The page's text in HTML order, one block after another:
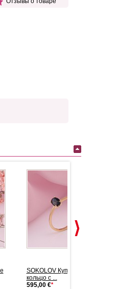
SOKOLOV Купить золотое
кольцо с ...
595,00 €*